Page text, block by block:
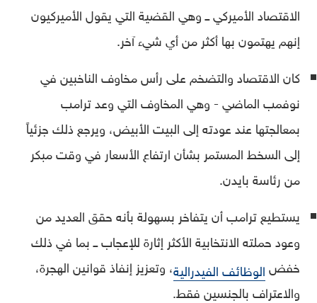
الاقتصاد الأميركي ــ وهي القضية التي يقول الأميركيون
إنهم يهتمون بها أكثر من أي شيء آخر.
كان الاقتصاد والتضخم على رأس مخاوف الناخبين في
نوفمب الماضي - وهي المخاوف التي وعد ترامب
بمعالجتها عند عودته إلى البيت الأبيض، ويرجع ذلك جزئياً
إلى السخط المستمر بشأن ارتفاع الأسعار في وقت مبكر
من رئاسة بايدن.
يستطيع ترامب أن يتفاخر بسهولة بأنه حقق العديد من
وعود حملته الانتخابية الأكثر إثارة للإعجاب ــ بما في ذلك
خفضالوظائف الفيدرالية، وتعزيز إنفاذ قوانين الهجرة،
والاعتراف بالجنسين فقط.